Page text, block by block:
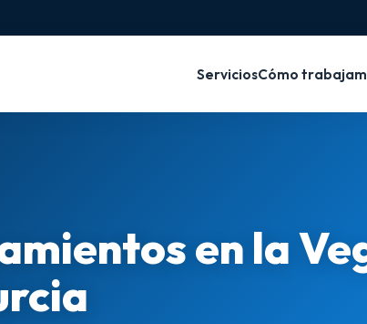
ServiciosCómo
en la